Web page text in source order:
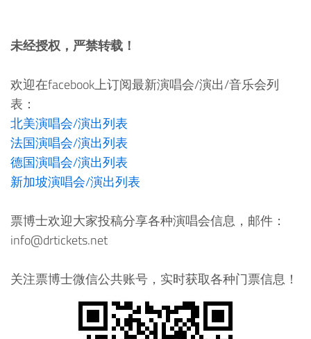
未经授权，严禁转载！
欢迎在facebook上订阅最新演唱会/演出/音乐会列
表：
北美演唱会/演出列表
法国演唱会/演出列表
德国演唱会/演出列表
新加坡演唱会/演出列表
票博士欢迎大家投稿分享各种演唱会信息，邮件：
info@drtickets.net
关注票博士微信公共账号，实时获取各种门票信息！